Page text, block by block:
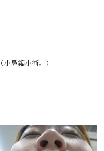
鼻縮小術。）